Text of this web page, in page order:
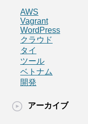
AWS
Vagrant
WordPress
クラウド
タイ
ツール
ベトナム
開発
アーカイブ